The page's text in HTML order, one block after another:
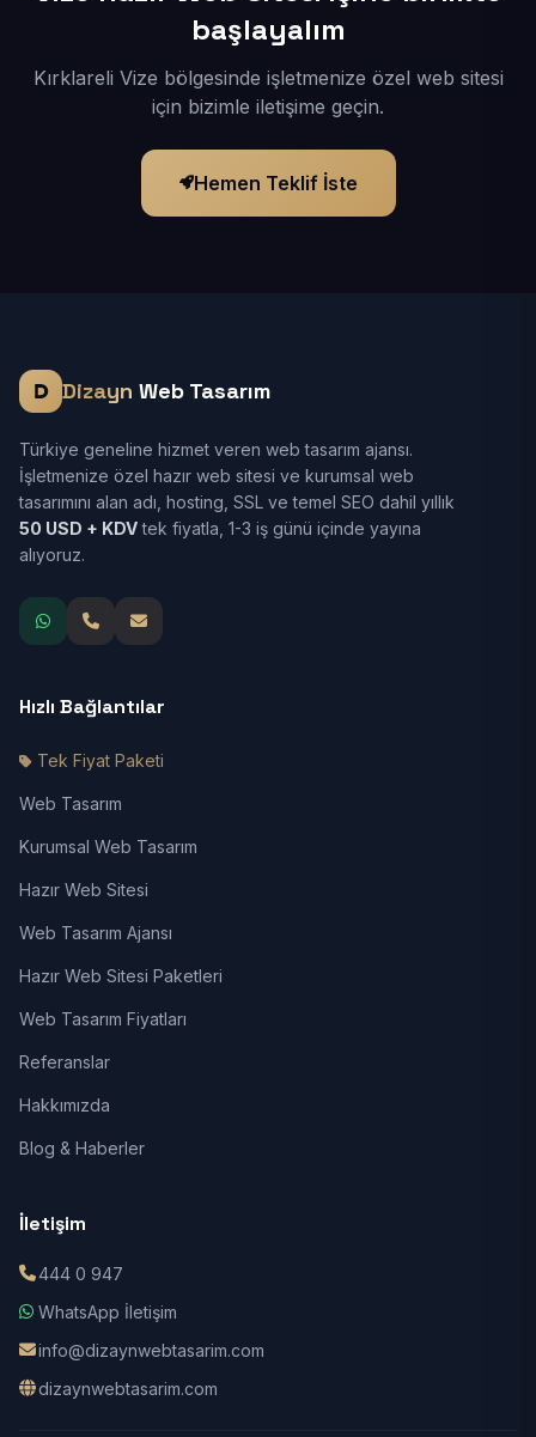
başlayalım
Kırklareli Vize bölgesinde işletmenize özel web sitesi
için bizimle iletişime geçin.
Hemen Teklif İste
Dizayn Web Tasarım
Türkiye geneline hizmet veren web tasarım ajansı.
İşletmenize özel hazır web sitesi ve kurumsal web
tasarımını alan adı, hosting, SSL ve temel SEO dahil yıllık
50 USD + KDVtek fiyatla, 1-3 iş günü içinde yayına
alıyoruz.
Hızlı Bağlantılar
Tek Fiyat Paketi
Web Tasarım
Kurumsal Web Tasarım
Hazır Web Sitesi
Web Tasarım Ajansı
Hazır Web Sitesi Paketleri
Web Tasarım Fiyatları
Referanslar
Hakkımızda
Blog & Haberler
İletişim
444 0 947
WhatsApp İletişim
info@dizaynwebtasarim.com
dizaynwebtasarim.com